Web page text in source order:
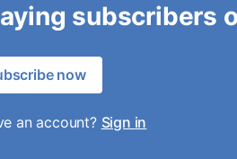
subscribers
now
an account? Sign in